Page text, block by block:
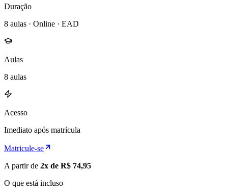
Duração
8 aulas · Online · EAD
Aulas
8 aulas
Acesso
Imediato após matrícula
Matricule-se
A partir de 2x de R$ 74,95
O que está incluso